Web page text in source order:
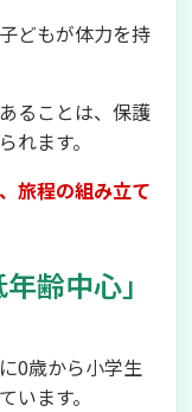
どもが体力を持
ることは、保護
ます。
旅程の組み立て
齢中心」
0歳から小学生
ます。